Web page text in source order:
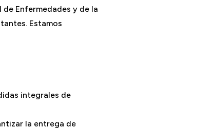
Enfermedades y de la
Estamos
integrales de
la entrega de